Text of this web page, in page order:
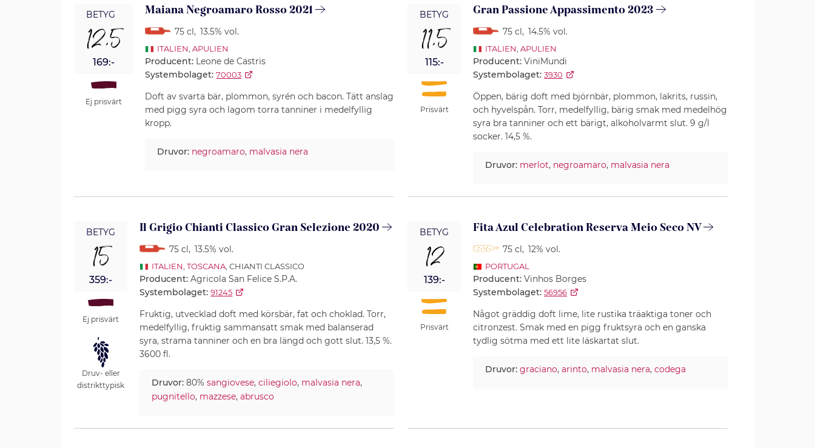
BETYG
12,5
169:-
Ej prisvärt
Maiana Negroamaro Rosso 2021
75 cl, 13.5% vol.
ITALIEN ,APULIEN
Producent: Leone de Castris
Systembolaget: 70003
Doft av svarta bär, plommon, syrén och bacon. Tätt anslag
med pigg syra och lagom torra tanniner i medelfyllig
kropp.
Druvor: negroamaro, malvasia nera
BETYG
11,5
115:-
Prisvärt
Gran Passione Appassimento 2023
75 cl, 14.5% vol.
ITALIEN APULIEN
Producent: ViniMundi
Systembolaget: 3930
Öppen, bärig doft med björnbär, plommon, lakrits, russin,
och hyvelspån. Torr, medelfyllig, bärig smak med medelhög
syra bra tanniner och ett bärigt, alkoholvarmt slut. 9 g/l
socker. 14,5 %.
Druvor: merlot, negroamaro, malvasia nera
BETYG
15
359:-
Ej prisvärt
Druv- eller
distrikttypisk
Il Grigio Chianti Classico Gran Selezione 2020
75 cl, 13.5% vol.
ITALIEN ,TOSCANA , CHIANTI CLASSICO
Producent:Agricola San Felice S.P.A.
Systembolaget: 91245
Fruktig, utvecklad doft med körsbär, fat och choklad. Torr,
medelfyllig, fruktig sammansatt smak med balanserad
syra, strama tanniner och en bra längd och gott slut. 13,5 %.
3600 fl.
Druvor: 80%sangiovese,ciliegiolo, malvasia nera,
pugnitello, mazzese,abrusco
BETYG
12
139:-
Prisvärt
Fita Azul Celebration Reserva Meio Seco NV
75 cl, 12% vol.
PORTUGAL
Producent: Vinhos Borges
Systembolaget: 56956
Något gräddig doft lime, lite rustika träaktiga toner och
citronzest. Smak med en pigg fruktsyra och en ganska
tydlig sötma med ett lite läskartat slut.
Druvor: graciano, arinto, malvasia nera, codega